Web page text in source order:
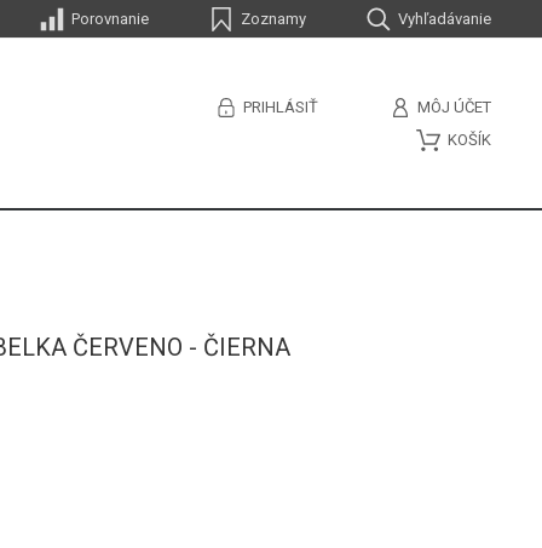
Porovnanie Zoznamy Vyhľadávanie
PRIHLÁSIŤ
MÔJ ÚČET
KOŠÍK
ČERVENO - ČIERNA